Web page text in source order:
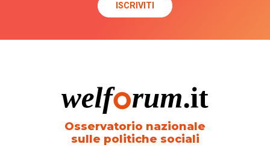
Osservatorio nazionale
sulle politiche sociali